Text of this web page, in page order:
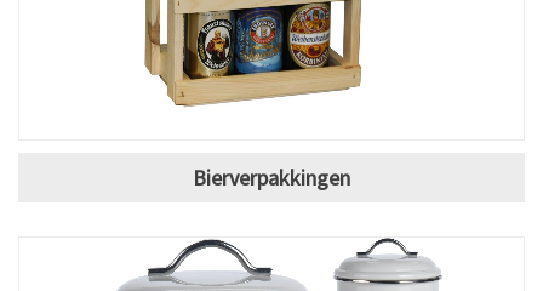
Bierverpakkingen